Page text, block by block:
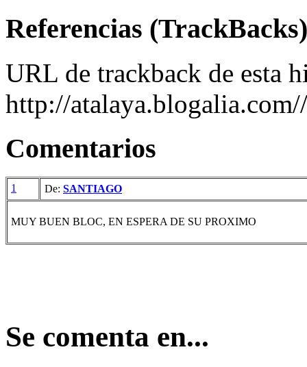
Referencias (TrackBacks)
URL de trackback de esta
http://
Comentarios
1 De: SANTIAGO
MUY BUEN BLOC, EN ESPERA DE SU PROXIMO
Se comenta en...